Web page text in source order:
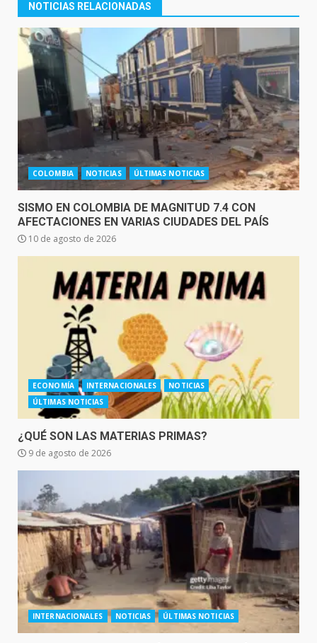
NOTICIAS RELACIONADAS
COLOMBIA NOTICIAS ÚLTIMAS NOTICIAS
SISMO EN COLOMBIA DE MAGNITUD 7.4 CON
AFECTACIONES EN VARIAS CIUDADES DEL PAÍS
10 de agosto de 2026
ECONOMÍA INTERNACIONALES
NOTICIAS
ÚLTIMAS NOTICIAS
¿QUÉ SON LAS MATERIAS PRIMAS?
9 de agosto de 2026
INTERNACIONALES NOTICIAS ÚLTIMAS NOTICIAS